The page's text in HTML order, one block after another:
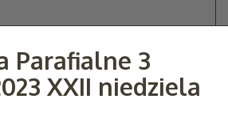
Parafialne 3
XXII niedziela